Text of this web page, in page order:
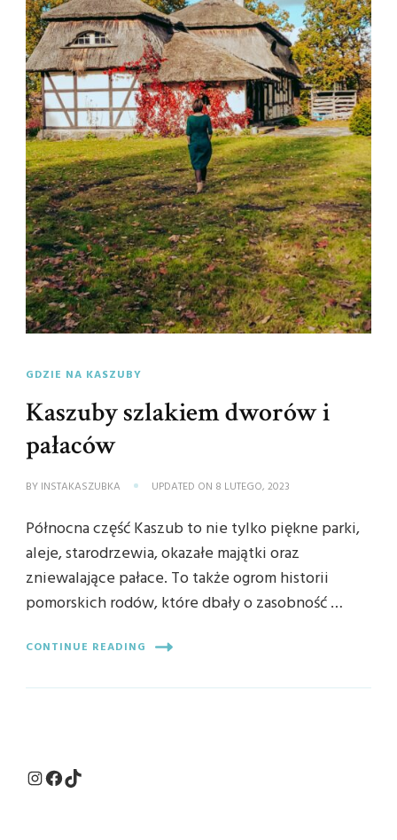
GDZIE NA KASZUBY
Kaszuby szlakiem dworów i
pałaców
BY INSTAKASZUBKA UPDATED ON 8 LUTEGO, 2023
Północna część Kaszub to nie tylko piękne parki,
aleje, starodrzewia, okazałe majątki oraz
zniewalające pałace. To także ogrom historii
pomorskich rodów, które dbały o zasobność …
CONTINUE READING
Instagram Facebook TikTok